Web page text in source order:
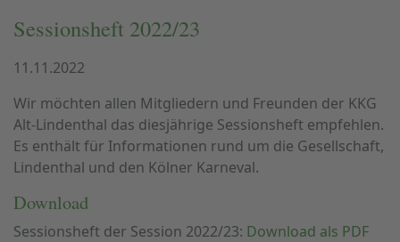
Sessionsheft 2022/23
11.11.2022
Wir möchten allen Mitgliedern und Freunden der KKG
Alt-Lindenthal das diesjährige Sessionsheft empfehlen.
Es enthält für Informationen rund um die Gesellschaft,
Lindenthal und den Kölner Karneval.
Download
Sessionsheft der Session 2022/23: Download als PDF